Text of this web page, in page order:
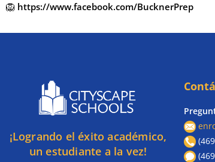
🦁 https://www.facebook.com/BucknerPrep
¡Logrando el éxito académico,
un estudiante a la vez!